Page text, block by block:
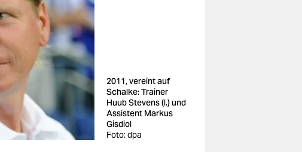
2011, vereint auf
Schalke: Trainer
Huub Stevens (l.) und
Assistent Markus
Gisdiol
Foto: dpa